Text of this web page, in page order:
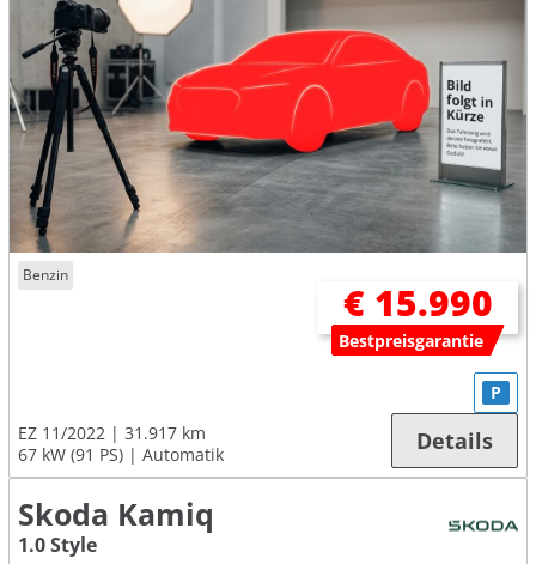
Benzin
€ 15.990
Bestpreisgarantie
EZ 11/2022
31.917 km
67 kW (91 PS)
Automatik
P
Details
Skoda Kamiq
1.0 Style